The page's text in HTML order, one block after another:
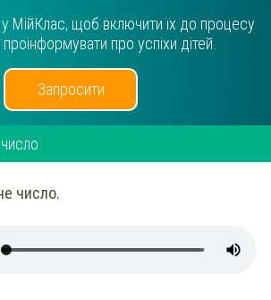
у МійКлас, щоб включити їх до процесу
про успіхи дітей.
Запросити
число.